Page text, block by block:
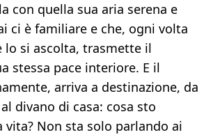
con quella sua aria serena e
ci è familiare e che, ogni volta
lo si ascolta, trasmette il
stessa pace interiore. E il
arriva a destinazione, da
divano di casa: cosa sto
vita? Non sta solo parlando ai